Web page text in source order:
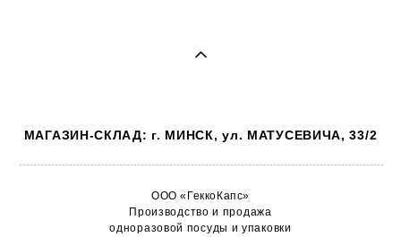
МАГАЗИН-СКЛАД: г. МИНСК, ул. МАТУСЕВИЧА, 33/2
ООО «ГеккоКапс»
Производство и продажа
одноразовой посуды и упаковки